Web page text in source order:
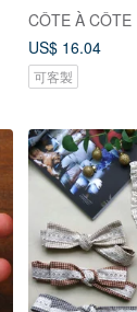
CÔTE À CÔTE
US$ 16.04
可客製